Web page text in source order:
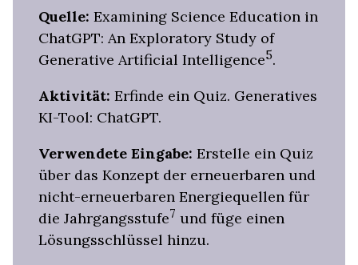
Quelle: Examining Science Education in
ChatGPT: An Exploratory Study of
Generative Artificial Intelligence5.
Aktivität: Erfinde ein Quiz. Generatives
KI-Tool: ChatGPT.
Verwendete Eingabe: Erstelle ein Quiz
über das Konzept der erneuerbaren und
nicht-erneuerbaren Energiequellen für
die Jahrgangsstufe7 und füge einen
Lösungsschlüssel hinzu.